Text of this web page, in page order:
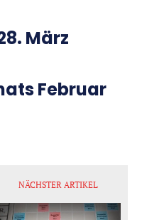
März
Februar
NÄCHSTER ARTIKEL